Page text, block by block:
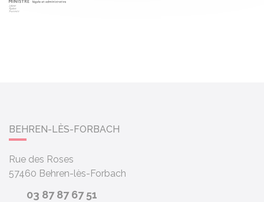
BEHREN-LÈS-FORBACH
Rue des Roses
57460 Behren-lès-Forbach
03 87 87 67 51